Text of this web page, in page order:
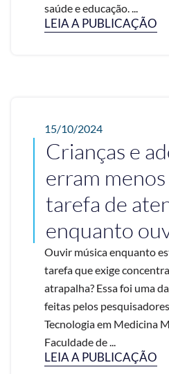
saúde e educação. ...
LEIA A PUBLICAÇÃO
15/10/2024
Crianças e
erram
tarefa de
enquanto
Ouvir música enquanto
tarefa que exige
atrapalha? Essa foi uma
feitas pelos
Tecnologia em Medicina
Faculdade de ...
LEIA A PUBLICAÇÃO